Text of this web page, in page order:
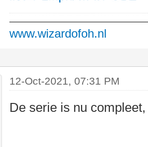
www.wizardofoh.nl
12-Oct-2021, 07:31 PM
De serie is nu